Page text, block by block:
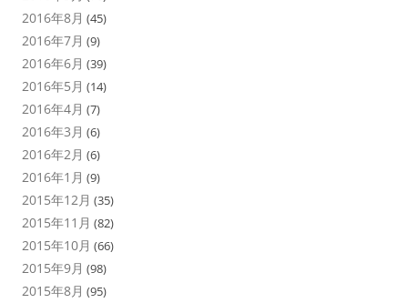
2016年8月 (45)
2016年7月 (9)
2016年6月 (39)
2016年5月 (14)
2016年4月 (7)
2016年3月 (6)
2016年2月 (6)
2016年1月 (9)
2015年12月 (35)
2015年11月 (82)
2015年10月 (66)
2015年9月 (98)
2015年8月 (95)